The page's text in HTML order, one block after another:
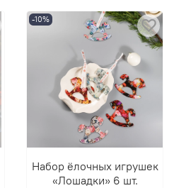
-10%
Набор ёлочных игрушек
«Лошадки» 6 шт.